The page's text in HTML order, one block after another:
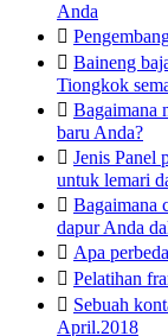
Anda

 Baineng
Tiongkok
 Bagaimana
baru Anda?
 Jenis Panel
untuk lemari
 Bagaimana
dapur Anda
 Apa
 Pelatihan
 Sebuah
April.2018